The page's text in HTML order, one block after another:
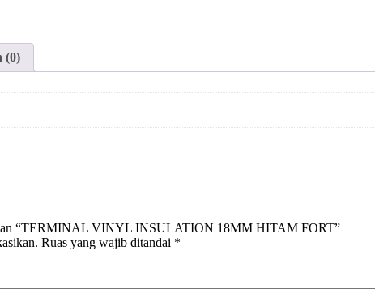
(0)
“TERMINAL VINYL INSULATION 18MM HITAM FORT”
Ruas yang wajib ditandai *